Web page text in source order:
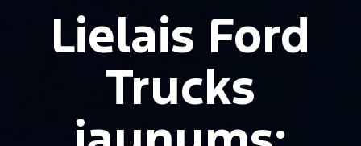
Lielais Ford
Trucks